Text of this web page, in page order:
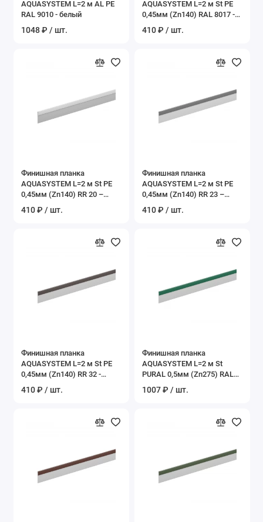
AQUASYSTEM L=2 м AL PE
RAL 9010 - белый
1048 ₽ / шт.
AQUASYSTEM L=2 м St PE
0,45мм (Zn140) RAL 8017 -
410 ₽ / шт.
Финишная планка
AQUASYSTEM L=2 м St PE
0,45мм (Zn140) RR 20 –
410 ₽ / шт.
Финишная планка
AQUASYSTEM L=2 м St PE
0,45мм (Zn140) RR 23 –
410 ₽ / шт.
Финишная планка
AQUASYSTEM L=2 м St PE
0,45мм (Zn140) RR 32 -
410 ₽ / шт.
Финишная планка
AQUASYSTEM L=2 м St
PURAL 0,5мм (Zn275) RAL
1007 ₽ / шт.